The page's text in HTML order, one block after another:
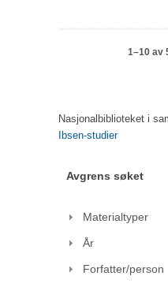
1–10 av
Nasjonalbiblioteket i
Ibsen-studier
Avgrens søket
Materialtyper
År
Forfatter/person